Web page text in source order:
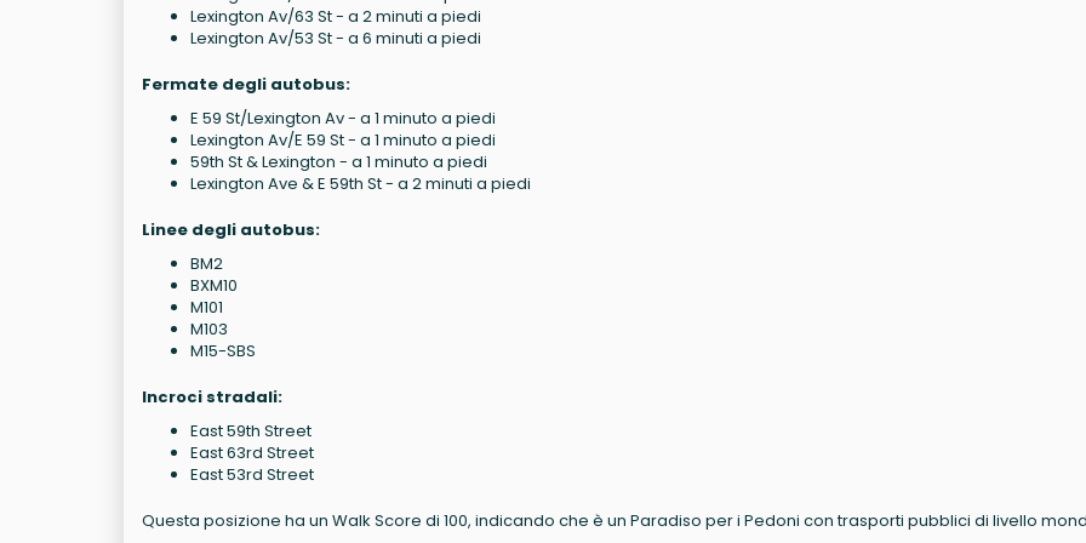
Lexington Av/63 St - a 2 minuti a piedi
Lexington Av/53 St - a 6 minuti a piedi
Fermate degli autobus:
E 59 St/Lexington Av - a 1 minuto a piedi
Lexington Av/E 59 St - a 1 minuto a piedi
59th St & Lexington - a 1 minuto a piedi
Lexington Ave & E 59th St - a 2 minuti a piedi
Linee degli autobus:
BM2
BXM10
M101
M103
M15-SBS
Incroci stradali:
East 59th Street
East 63rd Street
East 53rd Street
Questa posizione ha un Walk Score di 100, indicando che è un Paradiso per i Pedoni con trasporti pubblici di livello